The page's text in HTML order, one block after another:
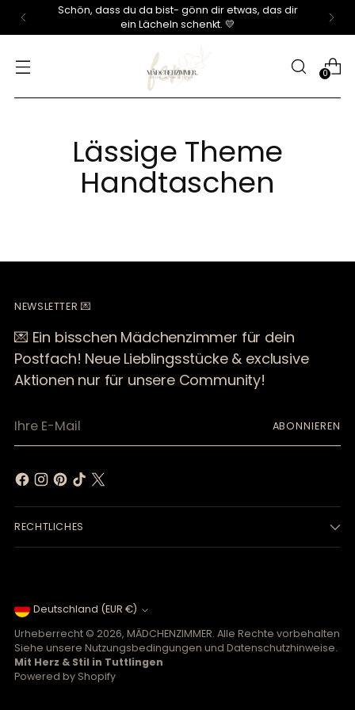
Schön, dass du da bist- gönn dir etwas, das dir
ein Lächeln schenkt. 💛
0
Lässige Theme
Handtaschen
NEWSLETTER 💌
💌 Ein bisschen Mädchenzimmer für dein
Postfach! Neue Lieblingsstücke & exclusive
Aktionen nur für unsere Community!
E-
ABONNIEREN
RECHTLICHES
Währung
Deutschland (EUR €)
Urheberrecht © 2026, MÄDCHENZIMMER. Alle Rechte vorbehalten
Siehe unsere Nutzungsbedingungen und Datenschutzhinweise.
Mit Herz & Stil in Tuttlingen
Powered by Shopify